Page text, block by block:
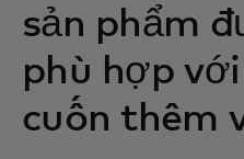
sản phẩm
phù hợp
cuốn thêm